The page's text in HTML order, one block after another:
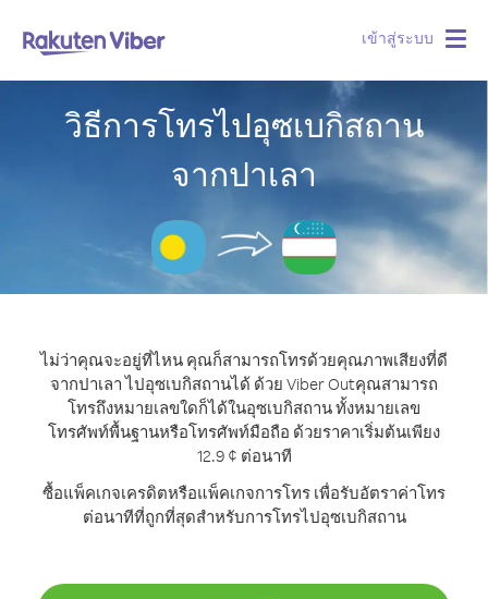
เข้าสู่ระบบ
วิธีการโทรไปอุซเบกิสถาน
จากปาเลา
ไม่ว่าคุณจะอยู่ที่ไหน คุณก็สามารถโทรด้วยคุณภาพเสียงที่ดี
จากปาเลา ไปอุซเบกิสถานได้ ด้วย Viber Outคุณสามารถ
โทรถึงหมายเลขใดก็ได้ในอุซเบกิสถาน ทั้งหมายเลข
โทรศัพท์พื้นฐานหรือโทรศัพท์มือถือ ด้วยราคาเริ่มต้นเพียง
12.9 ¢ ต่อนาที
ซื้อแพ็คเกจเครดิตหรือแพ็คเกจการโทร เพื่อรับอัตราค่าโทร
ต่อนาทีที่ถูกที่สุดสำหรับการโทรไปอุซเบกิสถาน